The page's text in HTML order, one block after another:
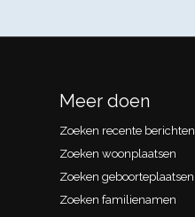
Meer doen
Zoeken recente berichten
Zoeken woonplaatsen
Zoeken geboorteplaatsen
Zoeken familienamen